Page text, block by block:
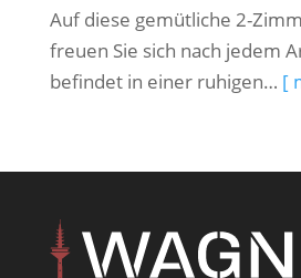
Auf diese gemütliche 2-
freuen Sie sich nach jedem
befindet in einer ruhigen… [